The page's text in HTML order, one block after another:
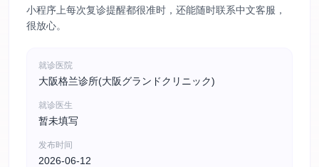
小程序上每次复诊提醒都很准时，还能随时联系中文客服，
很放心。
就诊医院
大阪格兰诊所(大阪グランドクリニック)
就诊医生
暂未填写
发布时间
2026-06-12